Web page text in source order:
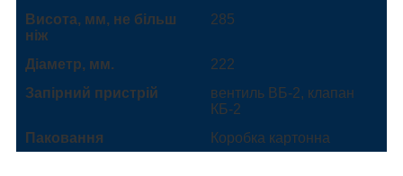
Висота, мм, не більш
ніж
285
Діаметр, мм.
222
Запірний пристрій
вентиль ВБ-2, клапан
КБ-2
Паковання
Коробка картонна